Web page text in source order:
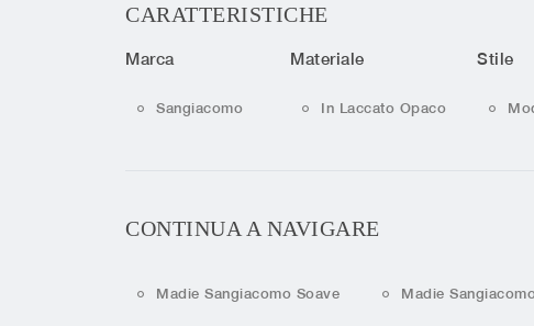
CARATTERISTICHE
Marca
Sangiacomo
Materiale
In Laccato Opaco
Stile
CONTINUA A NAVIGARE
Madie Sangiacomo Soave Madie